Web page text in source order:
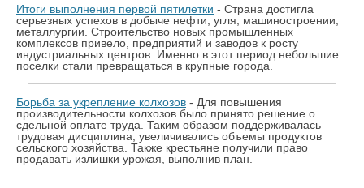
Итоги выполнения первой пятилетки - Страна достигла
серьезных успехов в добыче нефти, угля, машиностроении,
металлургии. Строительство новых промышленных
комплексов привело, предприятий и заводов к росту
индустриальных центров. Именно в этот период небольшие
поселки стали превращаться в крупные города.
Борьба за укрепление колхозов - Для повышения
производительности колхозов было принято решение о
сдельной оплате труда. Таким образом поддерживалась
трудовая дисциплина, увеличивались объемы продуктов
сельского хозяйства. Также крестьяне получили право
продавать излишки урожая, выполнив план.